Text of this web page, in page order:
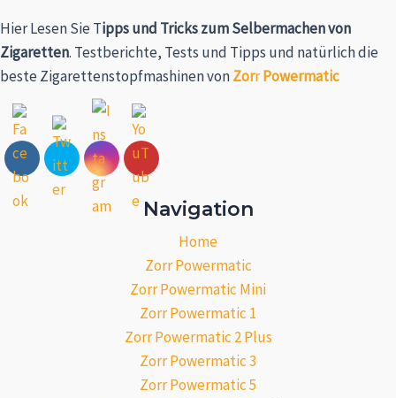
Hier Lesen Sie Tipps und Tricks zum Selbermachen von
Zigaretten. Testberichte, Tests und Tipps und natürlich die
beste Zigarettenstopfmashinen vonZorrPowermatic
Navigation
Home
Zorr Powermatic
Zorr Powermatic Mini
Zorr Powermatic 1
Zorr Powermatic 2 Plus
Zorr Powermatic 3
Zorr Powermatic 5